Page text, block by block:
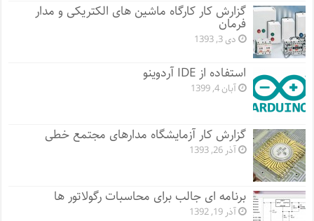
گزارش کار کارگاه ماشین های الکتریکی و مدار
فرمان
دی 3, 1393
استفاده از IDE آردوینو
آبان 4, 1399
گزارش کار آزمایشگاه مدارهای مجتمع خطی
آذر 26, 1393
برنامه ای جالب برای محاسبات رگولاتور ها
آذر 19, 1392